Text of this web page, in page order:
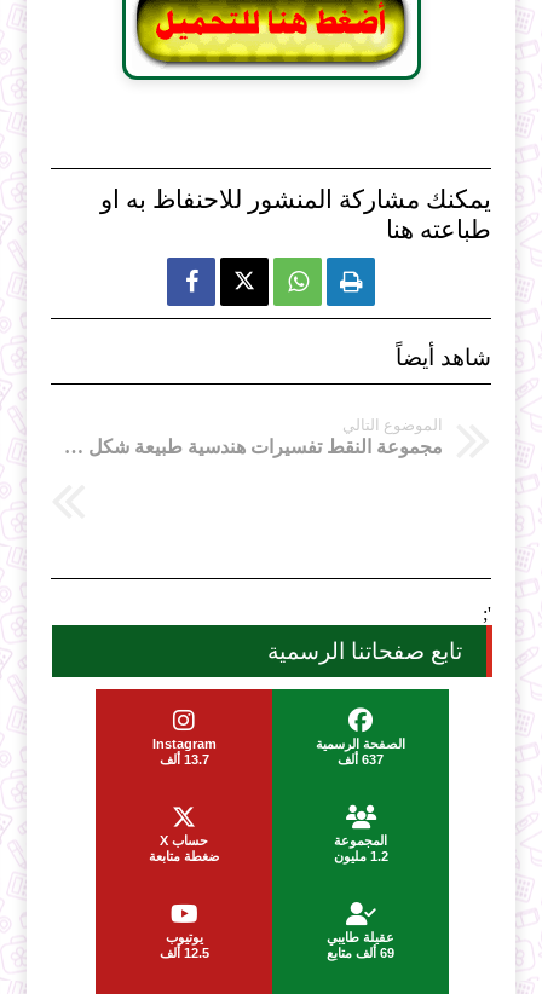
يمكنك مشاركة المنشور للاحنفاظ به او
طباعته هنا
  
شاهد أيضاً
الموضوع التالي
مجموعة النقط تفسيرات هندسية طبيعة شكل هندسي في الأعداد المركبة رياضيات ثالثة ثانوي
';
تابع صفحاتنا الرسمية
الصفحة الرسمية
637 ألف
Instagram
13.7 ألف
المجموعة
1.2 مليون
حساب X
ضغطة متابعة
عقيلة طايبي
69 ألف متابع
يوتيوب
12.5 ألف